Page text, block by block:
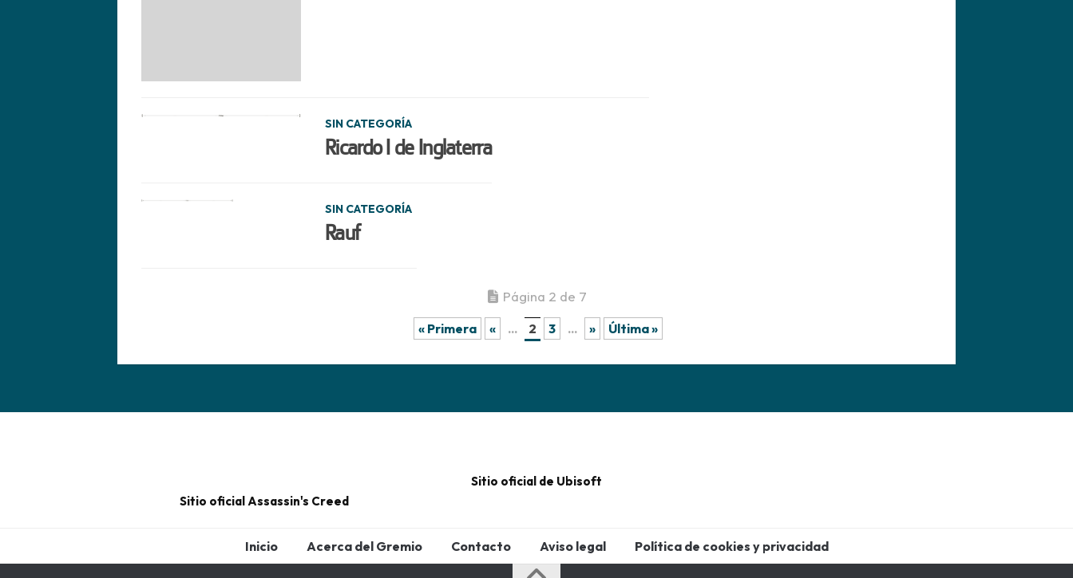
SIN CATEGORÍA
Ricardo I de Inglaterra
SIN CATEGORÍA
Rauf
Página 2 de 7
« Primera « ... 2 3 ... » Última »
Sitio oficial Assassin's Creed
Sitio oficial de Ubisoft
Inicio Acerca del Gremio Contacto Aviso legal Política de cookies y privacidad